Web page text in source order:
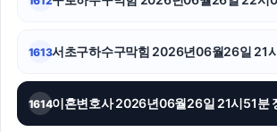
수원
1613서초구하수구막힘 2026년06월26일 21
1614이혼변호사 2026년06월26일 21시51분